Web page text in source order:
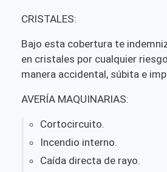
CRISTALES:
Bajo esta cobertura te
en cristales por cualquier
manera accidental, súbita e
AVERÍA MAQUINARIAS:
Cortocircuito.
Incendio interno.
Caída directa de rayo.